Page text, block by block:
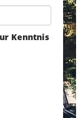
Kenntnis